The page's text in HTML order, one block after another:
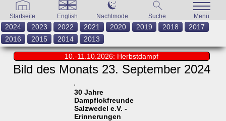
Startseite English Nachtmode Suche Menü
2024 2023 2022 2021 2020 2019 2018
2017
2016
2015 2014 2013
10.-11.10.2026: Herbstdampf
Bild des Monats 23. September 2024
30 Jahre
Dampflokfreunde
Salzwedel e.V. -
Erinnerungen